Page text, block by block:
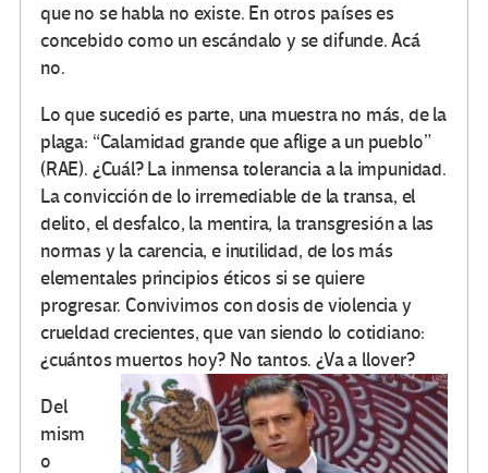
que no se habla no existe. En otros países es
concebido como un escándalo y se difunde. Acá
no.
Lo que sucedió es parte, una muestra no más, de la
plaga: “Calamidad grande que aflige a un pueblo”
(RAE). ¿Cuál? La inmensa tolerancia a la impunidad.
La convicción de lo irremediable de la transa, el
delito, el desfalco, la mentira, la transgresión a las
normas y la carencia, e inutilidad, de los más
elementales principios éticos si se quiere
progresar. Convivimos con dosis de violencia y
crueldad crecientes, que van siendo lo cotidiano:
¿cuántos muertos hoy? No tantos. ¿Va a llover?
Del
mism
o